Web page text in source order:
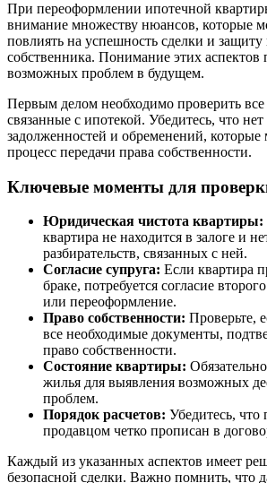
При переоформлении ипотечной
внимание множеству нюансов, которые
повлиять на успешность сделки и защиту
собственника. Понимание этих аспектов
возможных проблем в будущем.
Первым делом необходимо проверить
связанные с ипотекой. Убедитесь, что
задолженностей и обременений, которые
процесс передачи права собственности.
Ключевые моменты для
Юридическая чистота квартиры:
квартира не находится в залоге и
разбирательств, связанных с ней.
Согласие супруга: Если квартира
браке, потребуется согласие
или переоформление.
Право собственности: Проверьте,
все необходимые документы,
право собственности.
Состояние квартиры:
жилья для выявления возможных
проблем.
Порядок расчетов: Убедитесь, что
продавцом четко прописан в
Каждый из указанных аспектов имеет
безопасной сделки. Важно помнить, что